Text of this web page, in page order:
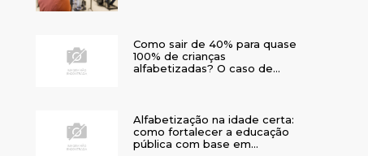
Como sair de 40% para quase
100% de crianças
alfabetizadas? O caso de
Alfabetização na idade certa:
como fortalecer a educação
pública com base em